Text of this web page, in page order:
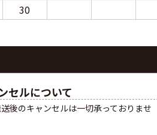
30
セルについて
後のキャンセルは一切承っておりませ